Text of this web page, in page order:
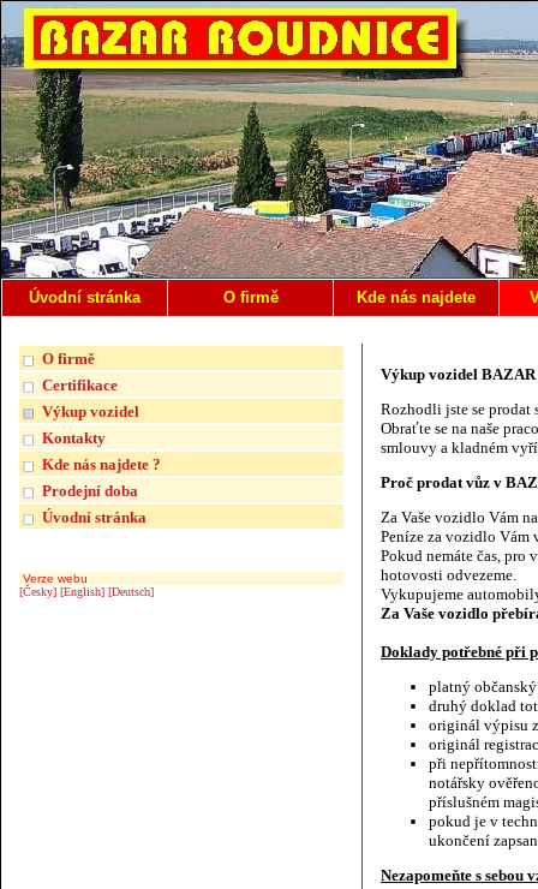
Úvodní stránka O firmě Kde nás najdete
O firmě
Certifikace
Výkup vozidel
Kontakty
Kde nás najdete ?
Prodejní doba
Úvodní stránka
Verze webu
[Česky] [English] [Deutsch]
Výkup vozidel
Rozhodli jste se prodat
Obraťte se na naše
smlouvy a kladném
Proč prodat vůz v
Za Vaše vozidlo Vám
Peníze za vozidlo Vám
Pokud nemáte čas, pro
hotovosti odvezeme.
Vykupujeme
Za Vaše vozidlo
Doklady potřebné při
platný
druhý doklad
originál výpisu
originál
při
notářsky
příslušném
pokud je v
ukončení
Nezapomeňte s